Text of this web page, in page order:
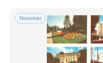
Nouveau